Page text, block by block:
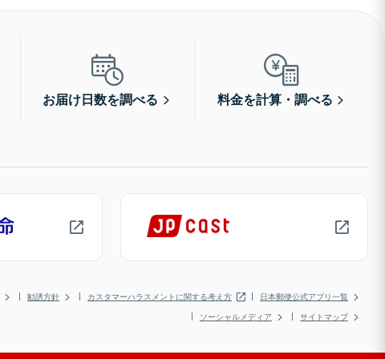
お届け日数を調べる 料金を計算・調べる
勧誘方針 カスタマーハラスメントに関する考え方
日本郵便公式アプリ一覧
ソーシャルメディア
サイトマップ